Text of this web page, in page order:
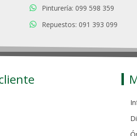
Pinturería: 099 598 359
Repuestos: 091 393 099